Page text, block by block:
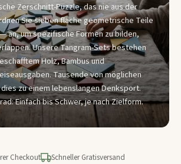
Zerschnitt-Puzzle, das nie aus der
Sie sieben flache geometrische Teile
an, um spezifische Formen zu bilden,
Unsere Tangram-Sets bestehen
Holz, Bambus und
Tausende von möglichen
zu einem lebenslangen Denksport.
Einfach bis Schwer, je nach Zielform.
Checkout
Schneller Gratisversand